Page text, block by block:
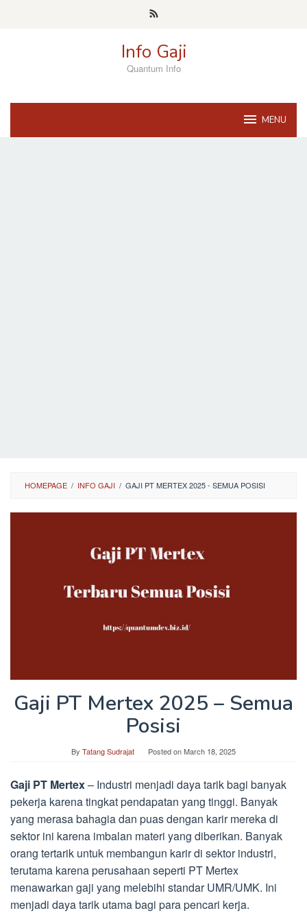
Info Gaji
Quantum Info
MENU
HOMEPAGE / INFO GAJI / GAJI PT MERTEX 2025 - SEMUA POSISI
Gaji PT Mertex 2025 – Semua
Posisi
By Tatang Sudrajat Posted onMarch 18, 2025
Gaji PT Mertex– Industri menjadi daya tarik bagi banyak
pekerja karena tingkat pendapatan yang tinggi. Banyak
yang merasa bahagia dan puas dengan karir mereka di
sektor ini karena imbalan materi yang diberikan. Banyak
orang tertarik untuk membangun karir di sektor industri,
terutama karena perusahaan seperti PT Mertex
menawarkan gaji yang melebihi standar UMR/UMK. Ini
menjadi daya tarik utama bagi para pencari kerja.